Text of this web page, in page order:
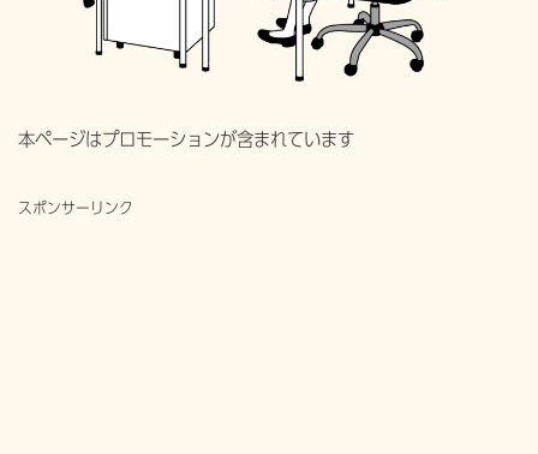
本ページはプロモーションが含まれています
スポンサーリンク